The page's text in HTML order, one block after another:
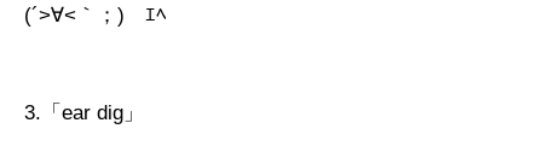
(´>∀<｀；)ゝｴﾍ
3.「ear dig」